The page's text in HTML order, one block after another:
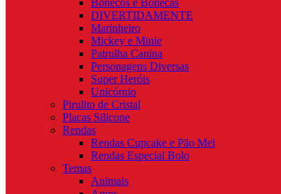
Bonecos e Bonecas
DIVERTIDAMENTE
Marinheiro
Mickey e Minie
Patrulha Canina
Personagens Diversas
Super Heróis
Unicórnio
Pirulito de Cristal
Placas Silicone
Rendas
Rendas Cupcake e Pão Mel
Rendas Especial Bolo
Temas
Animais